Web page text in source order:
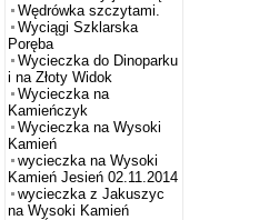
Wędrówka szczytami.
Wyciągi Szklarska
Poręba
Wycieczka do Dinoparku
i na Złoty Widok
Wycieczka na
Kamieńczyk
Wycieczka na Wysoki
Kamień
wycieczka na Wysoki
Kamień Jesień 02.11.2014
wycieczka z Jakuszyc
na Wysoki Kamień